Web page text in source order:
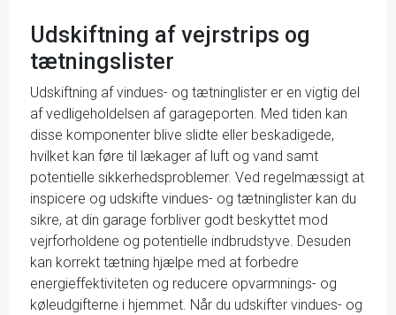
Udskiftning af vejrstrips og
tætningslister
Udskiftning af vindues- og tætninglister er en vigtig del
af vedligeholdelsen af garageporten. Med tiden kan
disse komponenter blive slidte eller beskadigede,
hvilket kan føre til lækager af luft og vand samt
potentielle sikkerhedsproblemer. Ved regelmæssigt at
inspicere og udskifte vindues- og tætninglister kan du
sikre, at din garage forbliver godt beskyttet mod
vejrforholdene og potentielle indbrudstyve. Desuden
kan korrekt tætning hjælpe med at forbedre
energieffektiviteten og reducere opvarmnings- og
køleudgifterne i hjemmet. Når du udskifter vindues- og